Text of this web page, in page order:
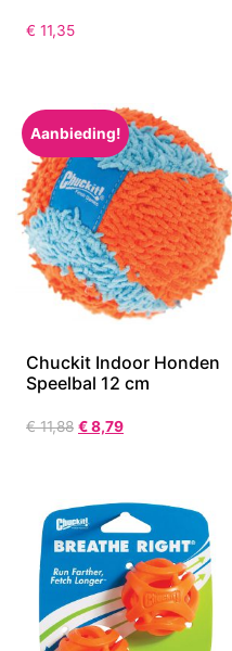
€ 11,35
Aanbieding!
Chuckit Indoor Honden
Speelbal 12 cm
€11,88 €8,79